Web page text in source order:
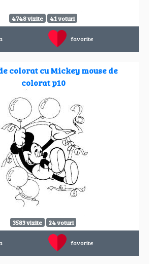
4748 vizite 41 voturi
favorite
colorat cu Mickey mouse de
colorat p10
3583 vizite 24 voturi
favorite